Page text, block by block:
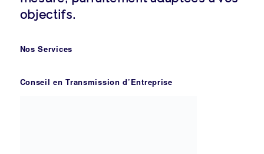
objectifs.
Nos Services
Conseil en Transmission d’Entreprise